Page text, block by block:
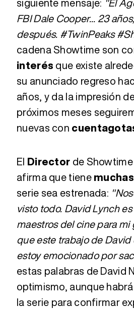
FBI Dale Cooper... 23
después. #TwinPeaks
cadena Showtime son
interés que existe
su anunciado regreso
años, y da la impresión
próximos meses
nuevas con
El Director de
afirma que tiene
serie sea estrenada:
visto todo. David Lynch
maestros del cine para
que este trabajo de David
estoy emocionado por
estas palabras de David
optimismo, aunque
la serie para confirmar